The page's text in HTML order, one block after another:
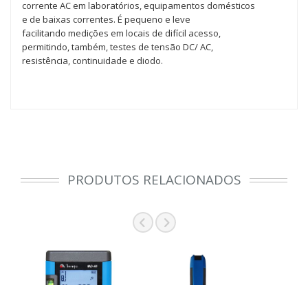
corrente AC em laboratórios, equipamentos domésticos
e de baixas correntes. É pequeno e leve
facilitando medições em locais de difícil acesso,
permitindo, também, testes de tensão DC/ AC,
resistência, continuidade e diodo.
PRODUTOS RELACIONADOS